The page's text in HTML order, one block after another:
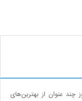
عنوان از بهترین‌های